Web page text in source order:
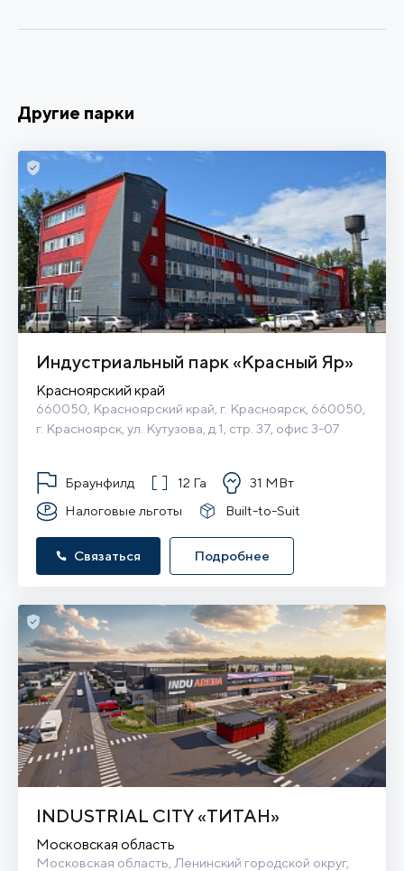
Другие парки
Индустриальный парк «Красный Яр»
Красноярский край
660050, Красноярский край, г. Красноярск, 660050,
г. Красноярск, ул. Кутузова, д.1, стр. 37, офис 3-07
Браунфилд 12 Га
31 МВт
Налоговые льготы
Built-to-Suit
Связаться Подробнее
INDUSTRIAL CITY «ТИТАН»
Московская область
Московская область, Ленинский городской округ,